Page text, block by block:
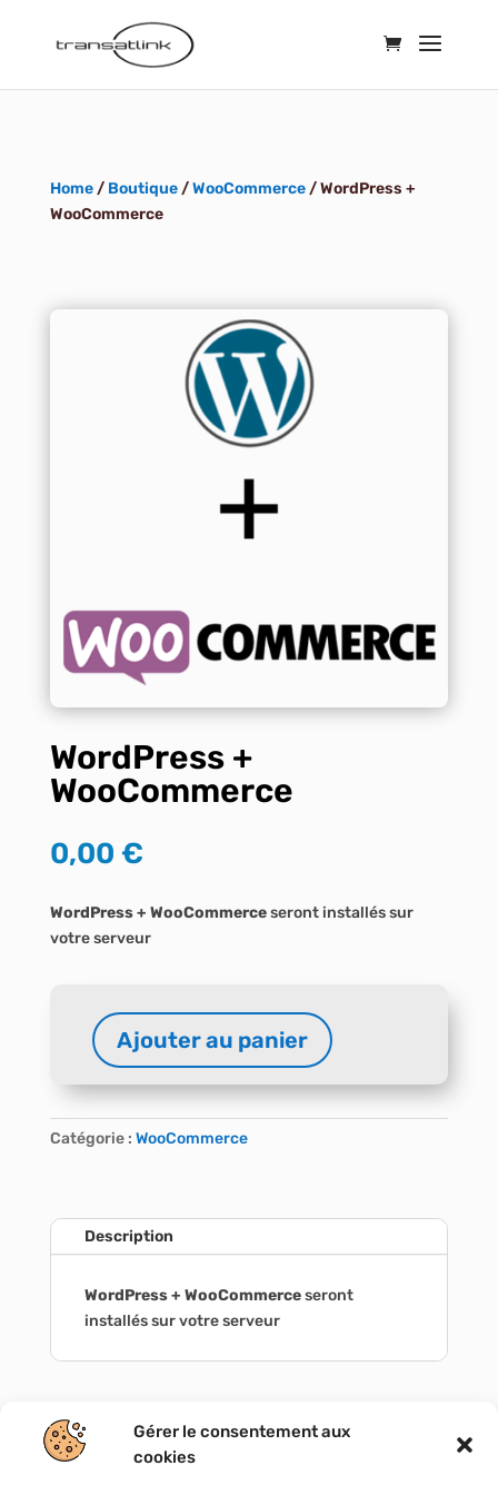
Gérer le consentement aux
cookies
Home/ Boutique/WooCommerce/ WordPress +
WooCommerce
WordPress +
WooCommerce
0,00 €
WordPress + WooCommerceseront installés sur
votre serveur
quantité
WordPress
+
WooCommerce
Ajouter au panier
l
e
r
i
:
Catégorie : WooCommerce
Description
WordPress + WooCommerceseront
installés sur votre serveur